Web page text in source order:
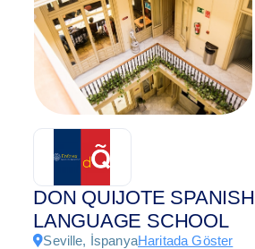
DON QUIJOTE SPANISH
LANGUAGE SCHOOL
Seville, İspanyaHaritada Göster